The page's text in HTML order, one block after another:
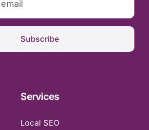
Subscribe
Services
Local SEO